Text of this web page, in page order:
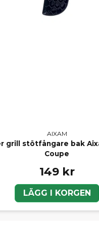
AIXAM
grill stötfångare bak
Coupe
149 kr
LÄGG I KORGEN